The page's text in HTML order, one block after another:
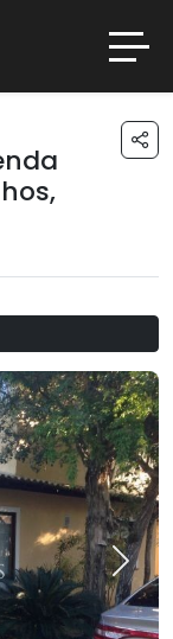
,
Next